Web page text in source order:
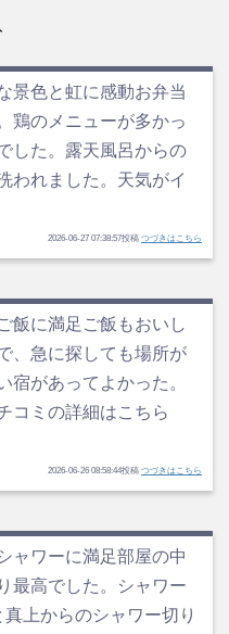
景色と虹に感動お弁当
鶏のメニューが多かっ
した。露天風呂からの
われました。天気がイ
2026-06-27 07:38:57投稿 つづきはこちら
飯に満足ご飯もおいし
、急に探しても場所が
宿があってよかった。
コミの詳細はこちら
2026-06-26 08:58:44投稿 つづきはこちら
ャワーに満足部屋の中
最高でした。シャワー
上からのシャワー切り